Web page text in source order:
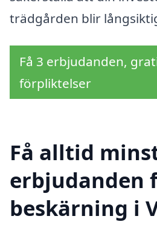
trädgården blir
Få 3 erbjudanden,
förpliktelser
Få alltid
erbjudanden
beskärning i